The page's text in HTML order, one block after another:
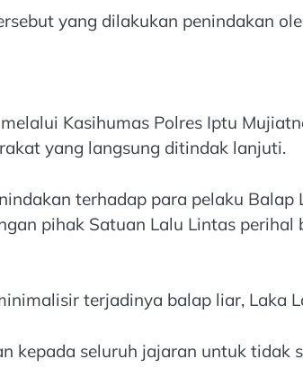
yang dilakukan penindakan
Kasihumas Polres Iptu
yang langsung ditindak lanjuti.
terhadap para pelaku
pihak Satuan Lalu Lintas
terjadinya balap liar, Laka
kepada seluruh jajaran untuk tidak